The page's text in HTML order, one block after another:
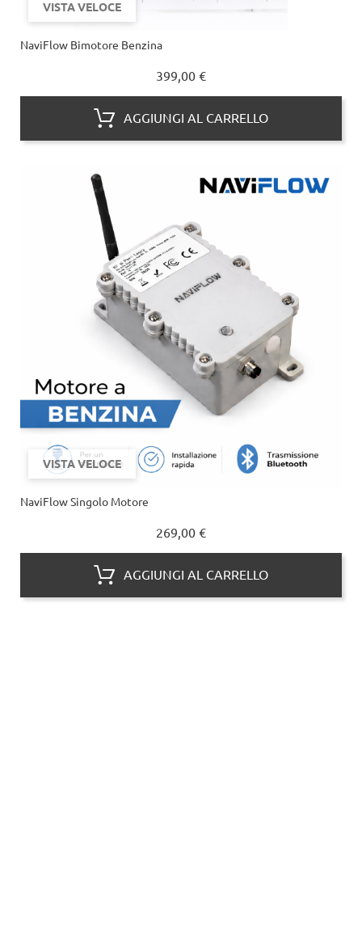
VISTA VELOCE
NaviFlow Bimotore Benzina
399,00 €Prezzo
AGGIUNGI AL CARRELLO
VISTA VELOCE
NaviFlow Singolo Motore
269,00 €Prezzo
AGGIUNGI AL CARRELLO